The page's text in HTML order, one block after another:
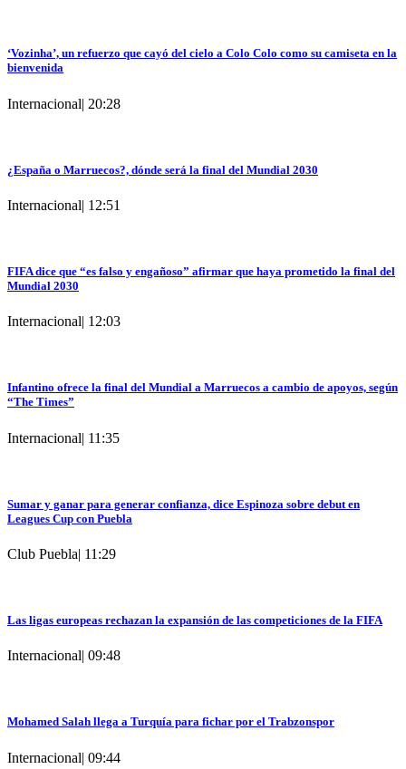
‘Vozinha’, un refuerzo que cayó del cielo a Colo Colo como su camiseta en la
bienvenida
Internacional| 20:28
¿España o Marruecos?, dónde será la final del Mundial 2030
Internacional| 12:51
FIFA dice que “es falso y engañoso” afirmar que haya prometido la final del
Mundial 2030
Internacional| 12:03
Infantino ofrece la final del Mundial a Marruecos a cambio de apoyos, según
“The Times”
Internacional| 11:35
Sumar y ganar para generar confianza, dice Espinoza sobre debut en
Leagues Cup con Puebla
Club Puebla| 11:29
Las ligas europeas rechazan la expansión de las competiciones de la FIFA
Internacional| 09:48
Mohamed Salah llega a Turquía para fichar por el Trabzonspor
Internacional| 09:44